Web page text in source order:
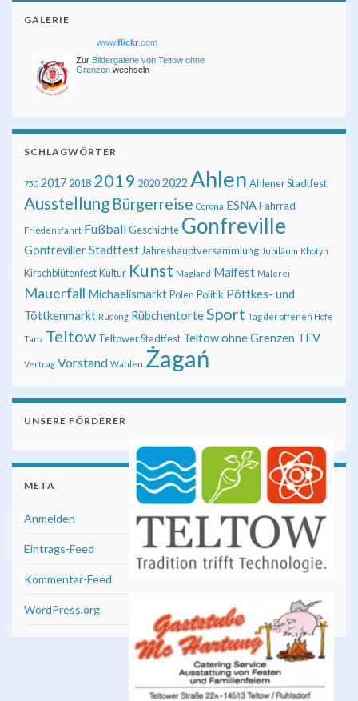
GALERIE
www.flickr.com
Zur Bildergalerie von Teltow ohne
Grenzen wechseln
SCHLAGWÖRTER
750 2017 2018 2019 20202022 Ahlen Ahlener Stadtfest
Ausstellung Bürgerreise Corona ESNAFahrrad
Friedensfahrt FußballGeschichte Gonfreville
Gonfreviller Stadtfest Jahreshauptversammlung Jubiläum Khotyn
KirschblütenfestKultur Kunst Magland Maifest Malerei
Mauerfall MichaelismarktPolen Politik Pöttkes- und
Töttkenmarkt Rudong RübchentorteSport Tag der offenen Höfe
Tanz Teltow Teltower Stadtfest Teltow ohne Grenzen TFV
Vertrag Vorstand Wahlen Żagań
UNSERE FÖRDERER
META
Anmelden
Eintrags-Feed
Kommentar-Feed
WordPress.org